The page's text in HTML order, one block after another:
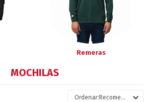
Remeras
MOCHILAS
Recomendados